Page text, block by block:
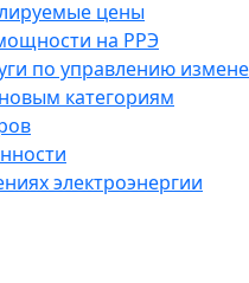
цены
на РРЭ
по управлению
категориям
электроэнергии